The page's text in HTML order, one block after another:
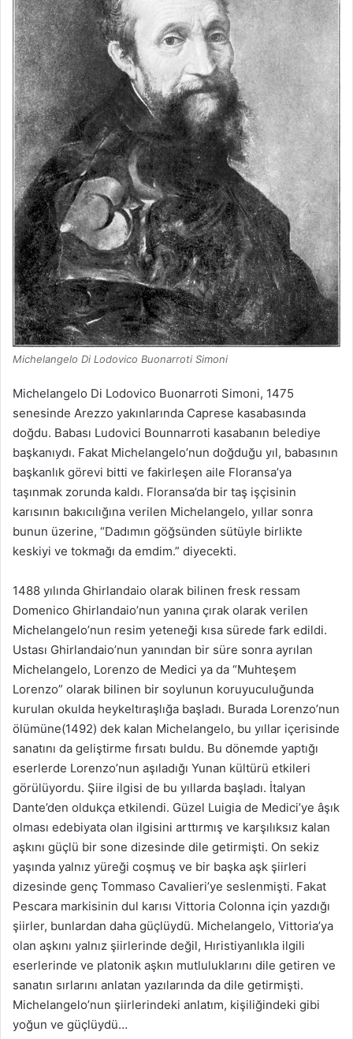
Michelangelo Di Lodovico Buonarroti Simoni
Michelangelo Di Lodovico Buonarroti Simoni, 1475
senesinde Arezzo yakınlarında Caprese kasabasında
doğdu. Babası Ludovici Bounnarroti kasabanın belediye
başkanıydı. Fakat Michelangelo’nun doğduğu yıl, babasının
başkanlık görevi bitti ve fakirleşen aile Floransa’ya
taşınmak zorunda kaldı. Floransa’da bir taş işçisinin
karısının bakıcılığına verilen Michelangelo, yıllar sonra
bunun üzerine, “Dadımın göğsünden sütüyle birlikte
keskiyi ve tokmağı da emdim.” diyecekti.
1488 yılında Ghirlandaio olarak bilinen fresk ressam
Domenico Ghirlandaio’nun yanına çırak olarak verilen
Michelangelo’nun resim yeteneği kısa sürede fark edildi.
Ustası Ghirlandaio’nun yanından bir süre sonra ayrılan
Michelangelo, Lorenzo de Medici ya da “Muhteşem
Lorenzo” olarak bilinen bir soylunun koruyuculuğunda
kurulan okulda heykeltıraşlığa başladı. Burada Lorenzo’nun
ölümüne(1492) dek kalan Michelangelo, bu yıllar içerisinde
sanatını da geliştirme fırsatı buldu. Bu dönemde yaptığı
eserlerde Lorenzo’nun aşıladığı Yunan kültürü etkileri
görülüyordu. Şiire ilgisi de bu yıllarda başladı. İtalyan
Dante’den oldukça etkilendi. Güzel Luigia de Medici’ye âşık
olması edebiyata olan ilgisini arttırmış ve karşılıksız kalan
aşkını güçlü bir sone dizesinde dile getirmişti. On sekiz
yaşında yalnız yüreği coşmuş ve bir başka aşk şiirleri
dizesinde genç Tommaso Cavalieri’ye seslenmişti. Fakat
Pescara markisinin dul karısı Vittoria Colonna için yazdığı
şiirler, bunlardan daha güçlüydü. Michelangelo, Vittoria’ya
olan aşkını yalnız şiirlerinde değil, Hıristiyanlıkla ilgili
eserlerinde ve platonik aşkın mutluluklarını dile getiren ve
sanatın sırlarını anlatan yazılarında da dile getirmişti.
Michelangelo’nun şiirlerindeki anlatım, kişiliğindeki gibi
yoğun ve güçlüydü…